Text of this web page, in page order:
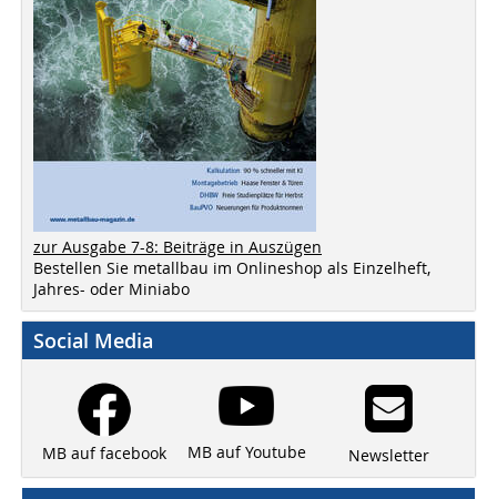
zur Ausgabe 7-8: Beiträge in Auszügen
Bestellen Sie metallbau im Onlineshop als Einzelheft,
Jahres- oder Miniabo
Social Media
MB auf facebook MB auf Youtube Newsletter